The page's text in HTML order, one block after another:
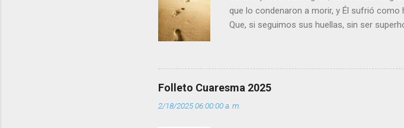
que lo condenaron a morir, y Él sufrió
Que, si seguimos sus huellas, sin ser
que los demás se sientan acompañados y
pero tú me das la savia para que al menos
”. - ¿Te sientes super hombre? - ¿Superas
(+ Leer ) |
Folleto Cuaresma 2025
2/18/2025 06:00:00 a. m.